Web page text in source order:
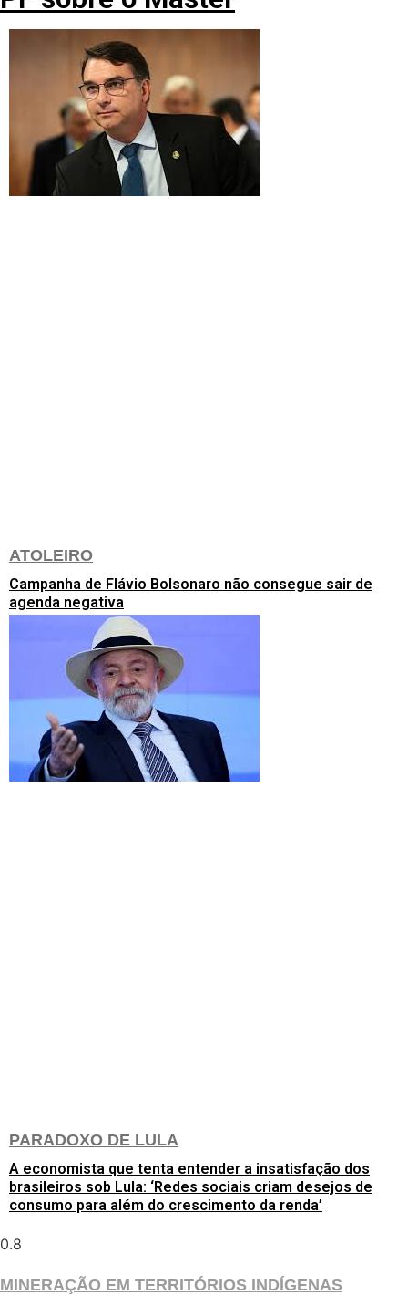
ATOLEIRO
Campanha de Flávio Bolsonaro não consegue sair de
agenda negativa
PARADOXO DE LULA
A economista que tenta entender a insatisfação dos
brasileiros sob Lula: ‘Redes sociais criam desejos de
consumo para além do crescimento da renda’
MINERAÇÃO EM TERRITÓRIOS INDÍGENAS